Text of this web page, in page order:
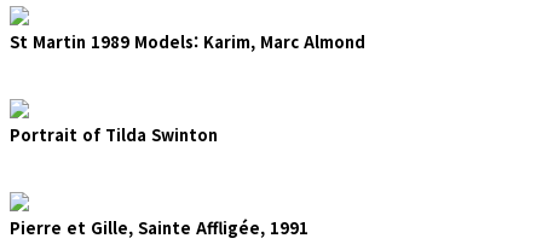
St Martin 1989 Models: Karim, Marc Almond
Portrait of Tilda Swinton
Pierre et Gille, Sainte Affligée, 1991